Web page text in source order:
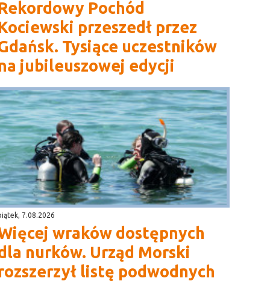
Pochód
przeszedł przez
Tysiące uczestników
jubileuszowej edycji
7.08.2026
wraków dostępnych
nurków. Urząd Morski
listę podwodnych